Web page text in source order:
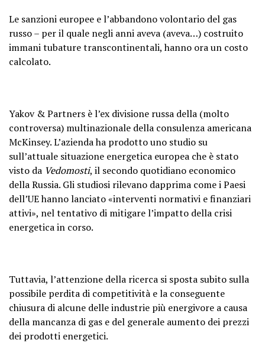
Le sanzioni europee e l’abbandono volontario del gas
russo – per il quale negli anni aveva (aveva…) costruito
immani tubature transcontinentali, hanno ora un costo
calcolato.
Yakov & Partners è l’ex divisione russa della (molto
controversa) multinazionale della consulenza americana
McKinsey. L’azienda ha prodotto uno studio su
sull’attuale situazione energetica europea che è stato
visto da Vedomosti, il secondo quotidiano economico
della Russia. Gli studiosi rilevano dapprima come i Paesi
dell’UE hanno lanciato «interventi normativi e finanziari
attivi», nel tentativo di mitigare l’impatto della crisi
energetica in corso.
Tuttavia, l’attenzione della ricerca si sposta subito sulla
possibile perdita di competitività e la conseguente
chiusura di alcune delle industrie più energivore a causa
della mancanza di gas e del generale aumento dei prezzi
dei prodotti energetici.